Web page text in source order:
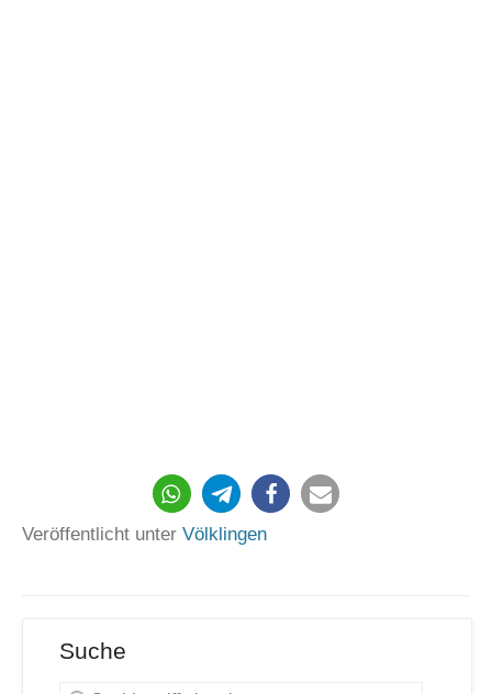
424
Veröffentlicht unter Völklingen
Suche